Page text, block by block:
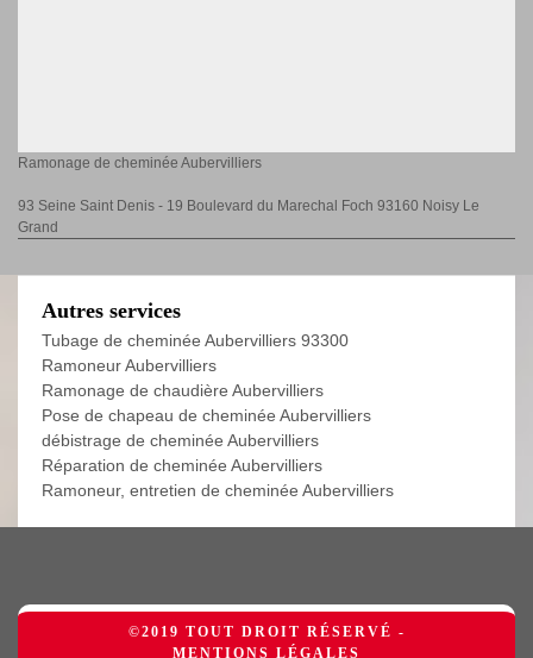
Ramonage de cheminée Aubervilliers
93 Seine Saint Denis - 19 Boulevard du Marechal Foch 93160 Noisy Le
Grand
Autres services
Tubage de cheminée Aubervilliers 93300
Ramoneur Aubervilliers
Ramonage de chaudière Aubervilliers
Pose de chapeau de cheminée Aubervilliers
débistrage de cheminée Aubervilliers
Réparation de cheminée Aubervilliers
Ramoneur, entretien de cheminée Aubervilliers
©2019 TOUT DROIT RÉSERVÉ -
MENTIONS LÉGALES